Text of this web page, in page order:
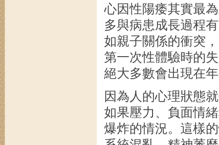
心因性陽痿其實最
多與病患成長過程
如親子關係的衝突
第一次性體驗時的
絕大多數會出現在
因為人的心理狀態
如果壓力、負面情
爆炸的情況。這樣